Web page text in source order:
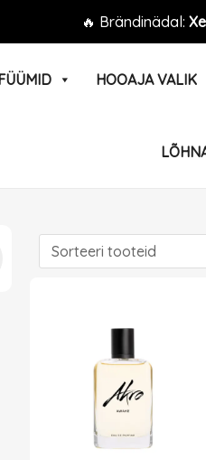
🔥 Brändinädal:
HOOAJA VALIK